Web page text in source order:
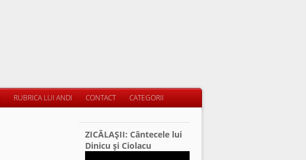
RUBRICA LUI ANDI CONTACT CATEGORII
ZICĂLAŞII: Cântecele lui
Dinicu şi Ciolacu